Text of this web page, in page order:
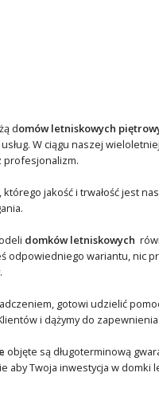
domów letniskowych
W ciągu naszej
profesjonalizm.
jakość i trwałość jest
domków letniskowych
odpowiedniego wariantu, nic
gotowi udzielić
i dążymy do zapewnienia
objęte są długoterminową
Twoja inwestycja w domki